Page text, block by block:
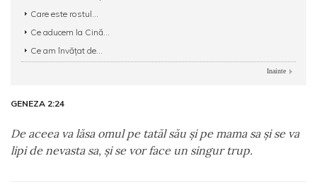
Care este rostul...
Ce aducem la Cină...
Ce am învățat de...
Inainte
GENEZA 2:24
De aceea va lăsa omul pe tatăl său şi pe mama sa şi se va
lipi de nevasta sa, şi se vor face un singur trup.